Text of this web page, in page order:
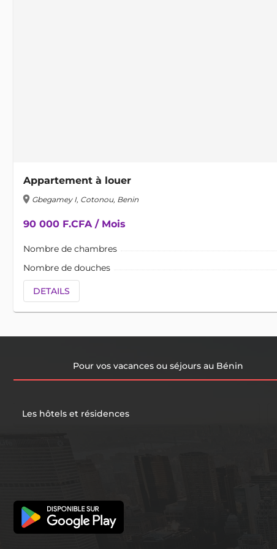
Appartement à louer
location_on Gbegamey I, Cotonou, Benin
90 000 F.CFA / Mois
Nombre de chambres
Nombre de douches
DETAILS
Pour vos vacances ou séjours au Bénin
Les hôtels et résidences